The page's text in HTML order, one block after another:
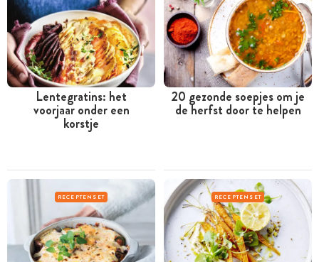
Lentegratins: het
voorjaar onder een
korstje
20 gezonde soepjes om je
de herfst door te helpen
RECEPTENSET RECEPTENSET